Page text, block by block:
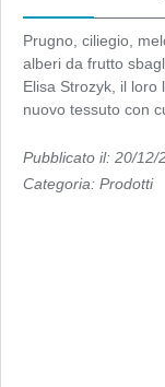
Prugno, ciliegio,
alberi da frutto
Elisa Strozyk, il loro
nuovo tessuto con
Pubblicato il: 20/12/
Categoria: Prodotti